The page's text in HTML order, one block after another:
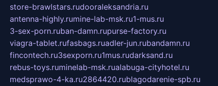
store-brawlstars.rudooraleksandria.ru
antenna-highly.rumine-lab-msk.ru1-mus.ru
3-sex-porn.ruban-damn.rupurse-factory.ru
viagra-tablet.rufasbags.ruadler-jun.rubandamn.ru
fincontech.ru3sexporn.ru1mus.rudarksand.ru
rebus-toys.ruminelab-msk.rualabuga-cityhotel.ru
medsprawo-4-ka.ru2864420.rublagodarenie-spb.ru